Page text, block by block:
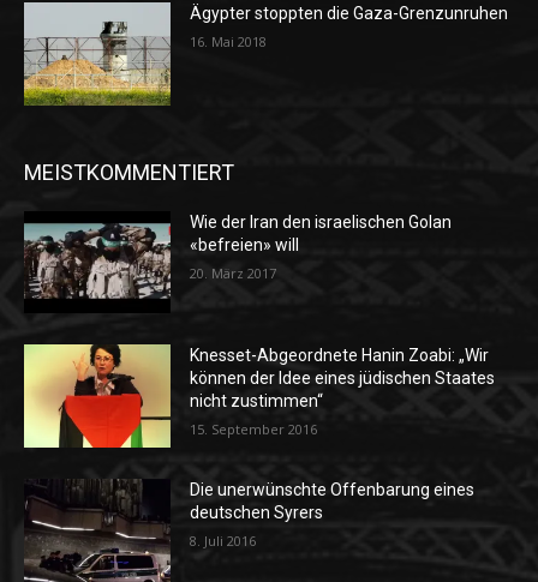
Ägypter stoppten die Gaza-Grenzunruhen
16. Mai 2018
MEISTKOMMENTIERT
Wie der Iran den israelischen Golan
«befreien» will
20. März 2017
Knesset-Abgeordnete Hanin Zoabi: „Wir
können der Idee eines jüdischen Staates
nicht zustimmen“
15. September 2016
Die unerwünschte Offenbarung eines
deutschen Syrers
8. Juli 2016